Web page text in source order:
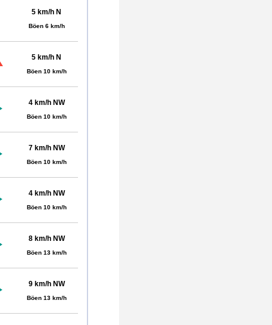
5 km/h N
Böen 6 km/h
5 km/h N
Böen 10 km/h
4 km/h NW
Böen 10 km/h
7 km/h NW
Böen 10 km/h
4 km/h NW
Böen 10 km/h
8 km/h NW
Böen 13 km/h
9 km/h NW
Böen 13 km/h